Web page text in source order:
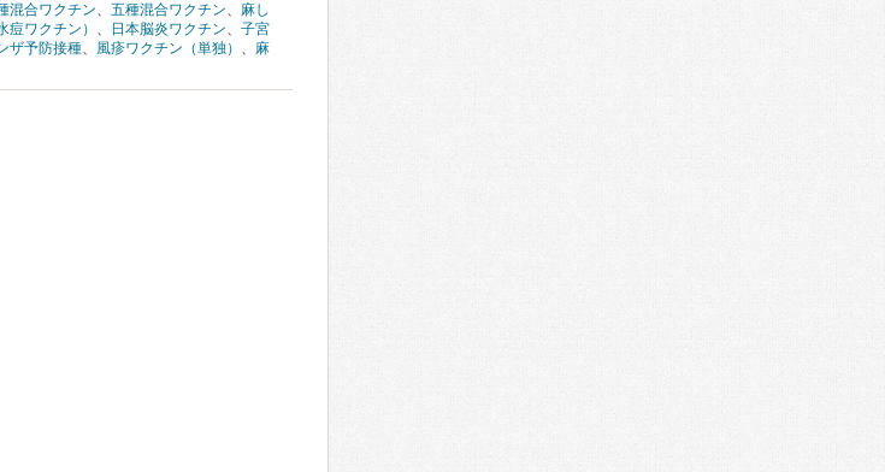
混合ワクチン、 五種混合ワクチン、 麻し
痘ワクチン） 、 日本脳炎ワクチン、 子宮
ザ予防接種、 風疹ワクチン（単独） 、 麻